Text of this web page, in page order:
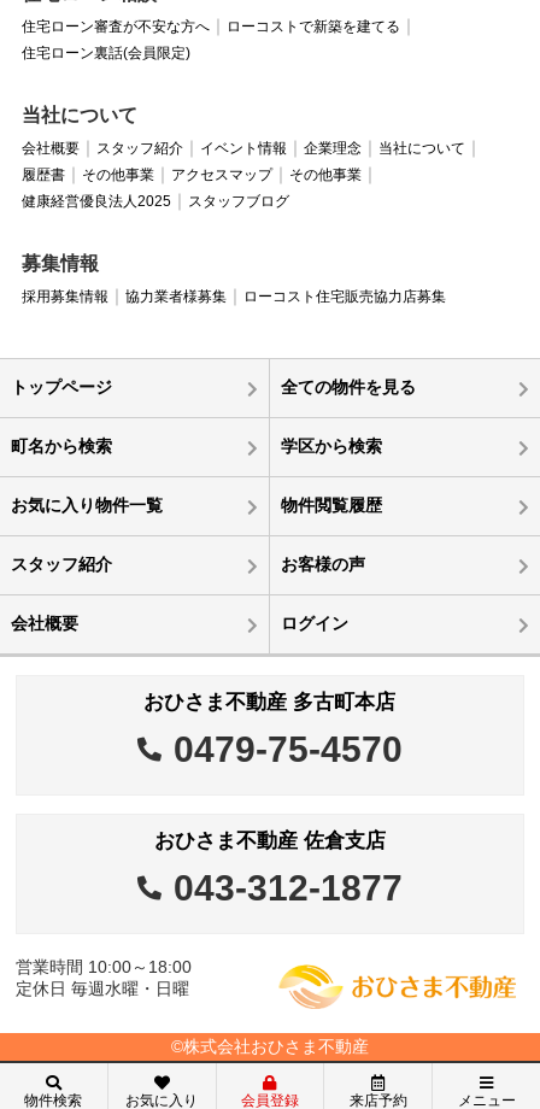
住宅ローン審査が不安な方へ
ローコストで新築を建てる
住宅ローン裏話(会員限定)
当社について
会社概要 スタッフ紹介 イベント情報 企業理念
当社について
履歴書
その他事業 アクセスマップ
その他事業
健康経営優良法人2025
スタッフブログ
募集情報
採用募集情報 協力業者様募集 ローコスト住宅販売協力店募集
トップページ 全ての物件を見る
町名から検索 学区から検索
お気に入り物件一覧 物件閲覧履歴
スタッフ紹介 お客様の声
会社概要 ログイン
おひさま不動産 多古町本店
0479-75-4570
おひさま不動産 佐倉支店
043-312-1877
営業時間 10:00～18:00
定休日 毎週水曜・日曜
©株式会社おひさま不動産
物件検索 お気に入り 会員登録 来店予約 メニュー